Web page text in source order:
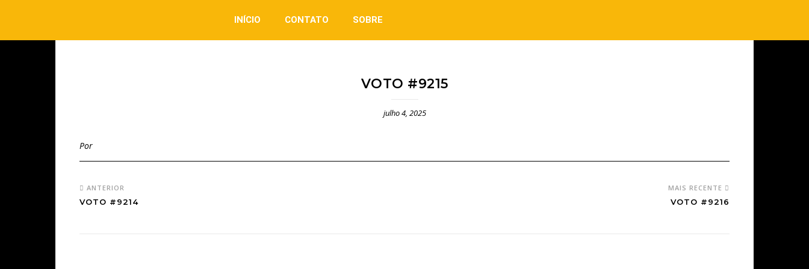
INÍCIO CONTATO SOBRE
VOTO #9215
julho 4, 2025
Por
ANTERIOR
VOTO #9214
MAIS RECENTE
VOTO #9216